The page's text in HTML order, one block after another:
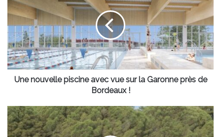
piscine
avec
vue
sur
la
Garonne
près
Une nouvelle piscine avec vue sur la Garonne près de
Bordeaux !
Frenchman
Triathlon
: